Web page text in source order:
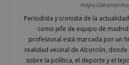
https://
Periodista y cronista de la
como jefe de equipo de
profesional está marcada por un
realidad vecinal de Alcorcón,
sobre la política, el deporte y el